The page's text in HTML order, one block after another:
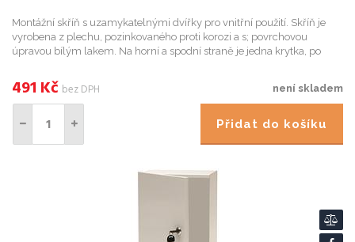
Montážní skříň s uzamykatelnými dvířky pro vnitřní použití. Skříň je
vyrobena z plechu, pozinkovaného proti korozi a s; povrchovou
úpravou bílým lakem. Na horní a spodní straně je jedna krytka, po
není skladem
491 Kč bez DPH
Přidat do košíku